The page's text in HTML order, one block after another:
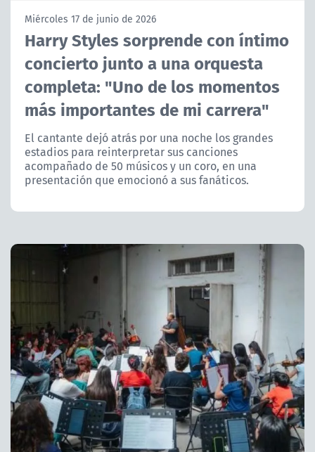
ACTUALIDAD Y TENDENCIAS
CORPORATIVO Y TRANSPARENCIA
CANAL DE DENUNCIAS
ÁREA DE PROYECTOS
Miércoles 17 de junio de 2026
Harry Styles sorprende con íntimo
concierto junto a una orquesta
completa: "Uno de los momentos
más importantes de mi carrera"
El cantante dejó atrás por una noche los grandes
estadios para reinterpretar sus canciones
acompañado de 50 músicos y un coro, en una
presentación que emocionó a sus fanáticos.